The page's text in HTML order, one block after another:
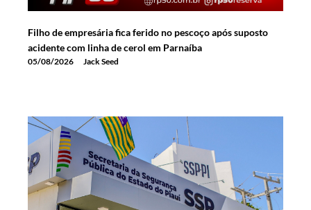
Filho de empresária fica ferido no pescoço após suposto
acidente com linha de cerol em Parnaíba
05/08/2026 Jack Seed